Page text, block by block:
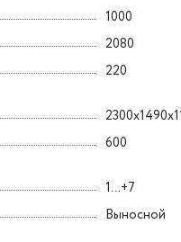
1000
2080
220
600
1...+7
Выносной